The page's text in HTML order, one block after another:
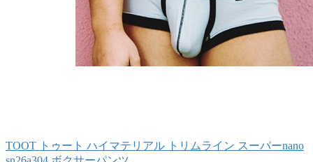
TOOT トゥート ハイマテリアル トリムライン スーパーnano